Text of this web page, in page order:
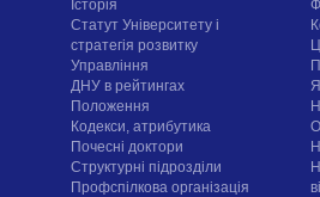
Історія
Статут Університету і
стратегія розвитку
Управління
ДНУ в рейтингах
Положення
Кодекси, атрибутика
Почесні доктори
Структурні підрозділи
Профспілкова організація